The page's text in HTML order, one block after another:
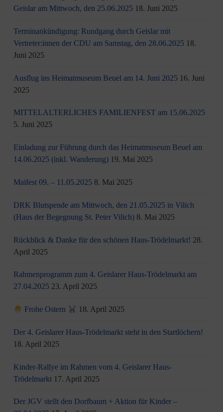
Geislar am Mittwoch, den 25.06.2025 18. Juni 2025
Terminankündigung: Rundgang durch Geislar mit
Vertreter:innen der CDU am Samstag, den 28.06.2025 18.
Juni 2025
Ausflug ins Heimatmuseum Beuel am 14. Juni 2025 16. Juni
2025
MITTELALTERLICHES FAMILIENFEST am 15.06.2025
5. Juni 2025
Einladung zur Führung durch das Heimatmuseum Beuel am
14.06.2025 (inkl. Wanderung) 19. Mai 2025
Maifest 09. – 11.05.2025 8. Mai 2025
DRK Blutspende am Mittwoch, den 21.05.2025 in Vilich
(Haus der Begegnung St. Peter Vilich) 8. Mai 2025
Rückblick & Danke für den schönen Haus-Trödelmarkt! 28.
April 2025
Rahmenprogramm zum 4. Geislarer Haus-Trödelmarkt am
27.04.2025 23. April 2025
Frohe Ostern 18. April 2025
Der 4. Geislarer Haus-Trödelmarkt steht in den Startlöchern!
18. April 2025
Kinder-Rallye im Rahmen vom 4. Geislarer Haus-
Trödelmarkt 17. April 2025
Der JGV stellt den Dorfbaum + Aktion für Kinder –